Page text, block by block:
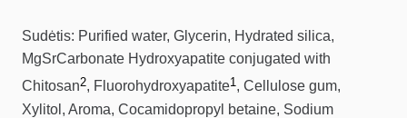
Sudėtis: Purified water, Glycerin, Hydrated silica,
MgSrCarbonate Hydroxyapatite conjugated with
Chitosan2, Fluorohydroxyapatite1 , Cellulose gum,
Xylitol, Aroma, Cocamidopropyl betaine, Sodium